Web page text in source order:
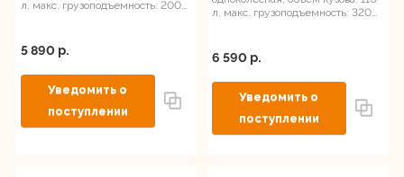
л, макс. грузоподъемность: 200
5 890 p.
л, макс. грузоподъемность: 320
6 590 p.